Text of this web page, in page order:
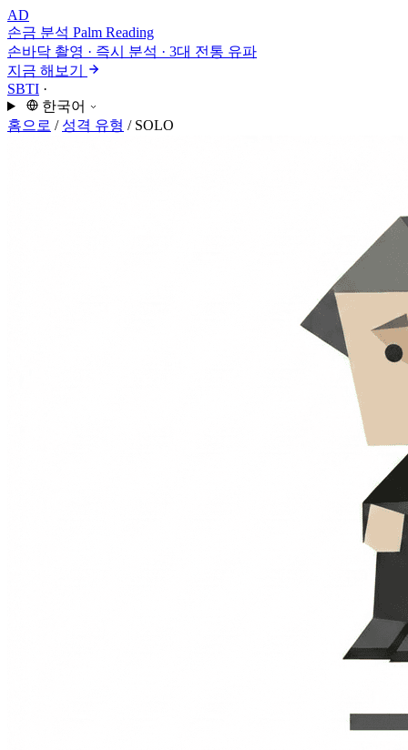
AD
손금 분석 Palm Reading
손바닥 촬영 · 즉시 분석 · 3대 전통 유파
지금 해보기
SBTI ·
한국어
홈으로 / 성격 유형 / SOLO